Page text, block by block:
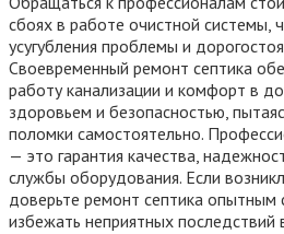
сбоях в работе очистной системы,
усугубления проблемы и
Своевременный ремонт септика
работу канализации и комфорт в
здоровьем и безопасностью,
поломки самостоятельно.
— это гарантия качества,
службы оборудования. Если
доверьте ремонт септика опытным
избежать неприятных последствий